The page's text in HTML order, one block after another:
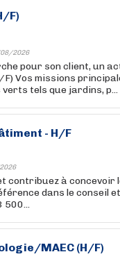
F)
2026
pour son client, un
Vos missions
tels que jardins, p...
- H/F
contribuez à concevoir
dans le conseil
500...
MAEC (H/F)